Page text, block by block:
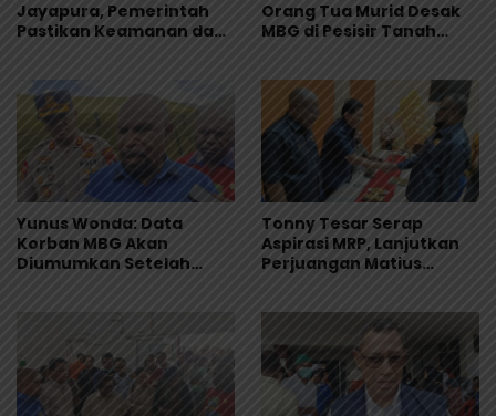
Jayapura, Pemerintah
Pastikan Keamanan dan
Orang Tua Murid Desak
MBG di Pesisir Tanah
Yunus Wonda: Data
Korban MBG Akan
Diumumkan Setelah
Tonny Tesar Serap
Aspirasi MRP, Lanjutkan
Perjuangan Matius
Masyarakat Adat